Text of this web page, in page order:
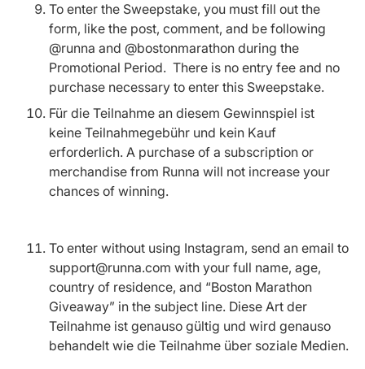
To enter the Sweepstake, you must fill out the
form, like the post, comment, and be following
@runna and @bostonmarathon during the
Promotional Period. There is no entry fee and no
purchase necessary to enter this Sweepstake.
Für die Teilnahme an diesem Gewinnspiel ist
keine Teilnahmegebühr und kein Kauf
erforderlich. A purchase of a subscription or
merchandise from Runna will not increase your
chances of winning.
To enter without using Instagram, send an email to
support@runna.com with your full name, age,
country of residence, and “Boston Marathon
Giveaway” in the subject line. Diese Art der
Teilnahme ist genauso gültig und wird genauso
behandelt wie die Teilnahme über soziale Medien.